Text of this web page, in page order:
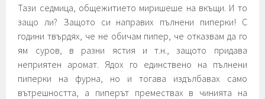
Тази седмица, общежитието миришеше на вкъщи. И то
защо ли? Защото си направих пълнени пиперки! С
години твърдях, че не обичам пипер, че отказвам да го
ям суров, в разни ястия и т.н., защото придава
неприятен аромат. Ядох го единствено на пълнени
пиперки на фурна, но и тогава издълбавах само
вътрешността, а пиперът премествах в чинията на